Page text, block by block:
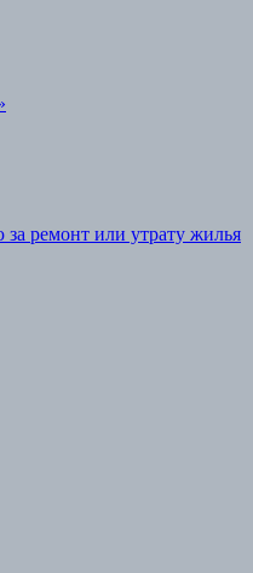
ремонт или утрату жилья